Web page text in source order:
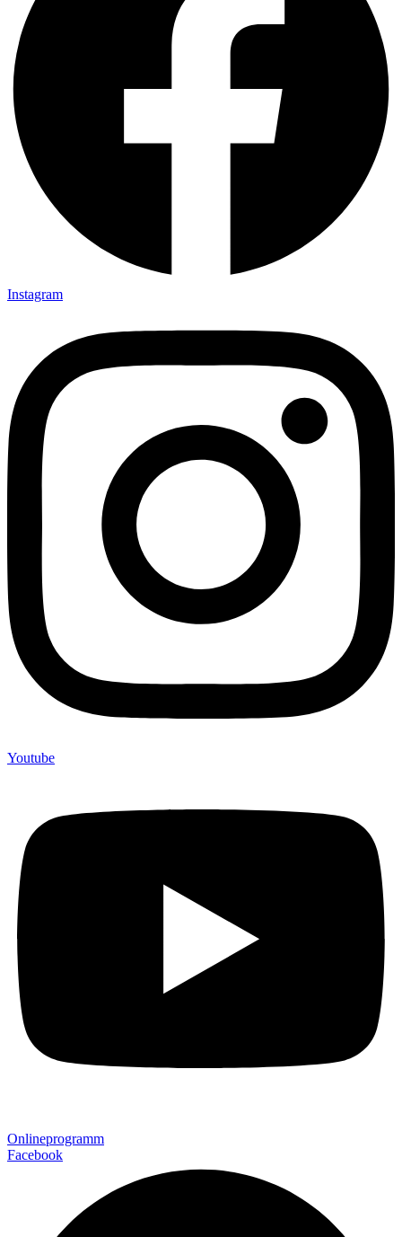
Instagram
Youtube
Onlineprogramm
Facebook